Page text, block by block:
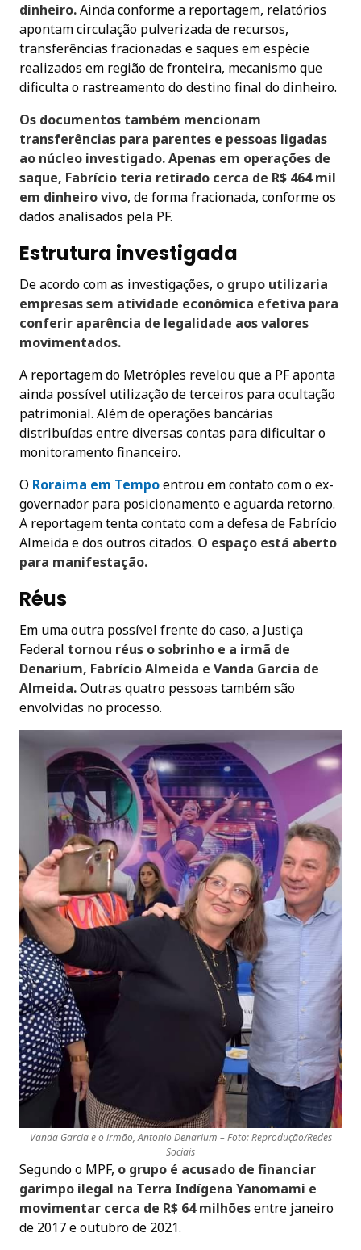
dinheiro.Ainda conforme a reportagem, relatórios
apontam circulação pulverizada de recursos,
transferências fracionadas e saques em espécie
realizados em região de fronteira, mecanismo que
dificulta o rastreamento do destino final do dinheiro.
Os documentos também mencionam
transferências para parentes e pessoas ligadas
ao núcleo investigado. Apenas em operações de
saque, Fabrício teria retirado cerca de R$ 464 mil
em dinheiro vivo, de forma fracionada, conforme os
dados analisados pela PF.
Estrutura investigada
De acordo com as investigações, o grupo utilizaria
empresas sem atividade econômica efetiva para
conferir aparência de legalidade aos valores
movimentados.
A reportagem do Metróples revelou que a PF aponta
ainda possível utilização de terceiros para ocultação
patrimonial. Além de operações bancárias
distribuídas entre diversas contas para dificultar o
monitoramento financeiro.
O Roraima em Tempoentrou em contato com o ex-
governador para posicionamento e aguarda retorno.
A reportagem tenta contato com a defesa de Fabrício
Almeida e dos outros citados. O espaço está aberto
para manifestação.
Réus
Em uma outra possível frente do caso, a Justiça
Federal tornou réus o sobrinho e a irmã de
Denarium, Fabrício Almeida e Vanda Garcia de
Almeida.Outras quatro pessoas também são
envolvidas no processo.
Vanda Garcia e o irmão, Antonio Denarium – Foto: Reprodução/Redes
Sociais
Segundo o MPF, o grupo é acusado de financiar
garimpo ilegal na Terra Indígena Yanomami e
movimentar cerca de R$ 64 milhõesentre janeiro
de 2017 e outubro de 2021.